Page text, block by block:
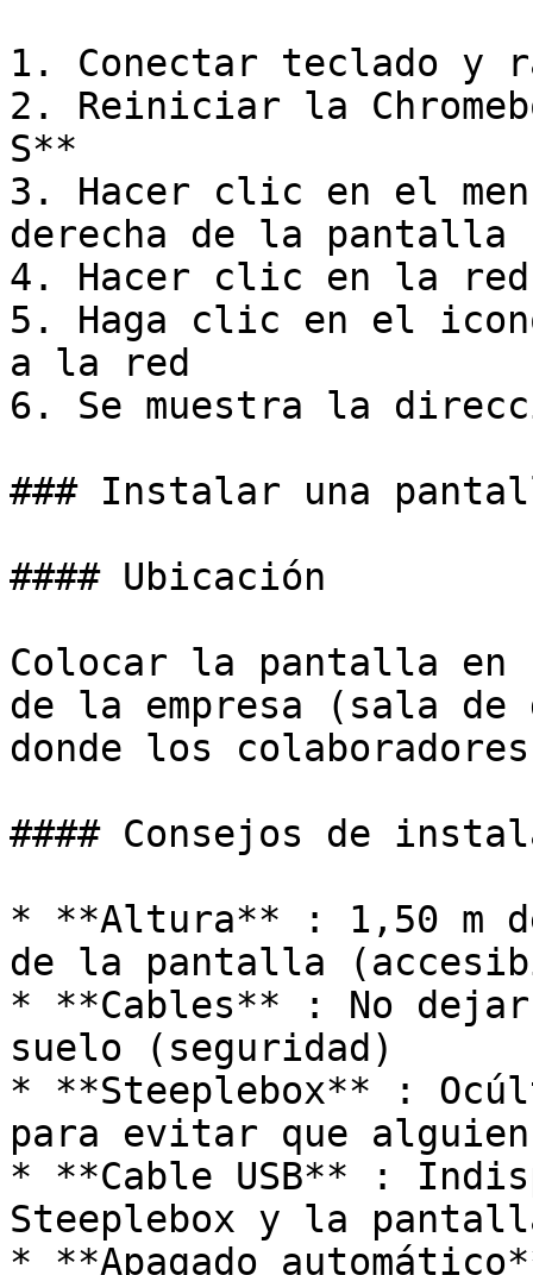
1. Conectar teclado y
2. Reiniciar la
S**
3. Hacer clic en el
derecha de la pantalla
4. Hacer clic en la red
5. Haga clic en el
a la red
6. Se muestra la
### Instalar una
#### Ubicación
Colocar la pantalla en
de la empresa (sala
donde los
#### Consejos de
* **Altura** : 1,50 m
de la pantalla
* **Cables** : No
suelo (seguridad)
* **Steeplebox** :
para evitar que
* **Cable USB** :
Steeplebox y la
* **Apagado